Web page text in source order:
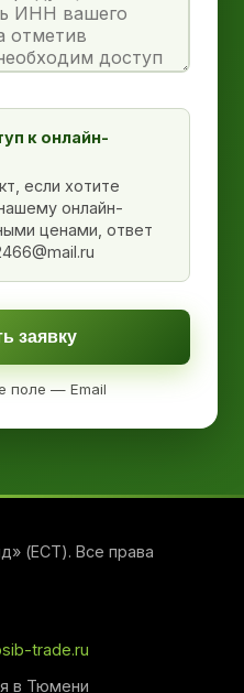
к онлайн-
если хотите
онлайн-
ценами, ответ
заявку
поле — Email
(ЕСТ). Все права
trade.ru
в Тюмени